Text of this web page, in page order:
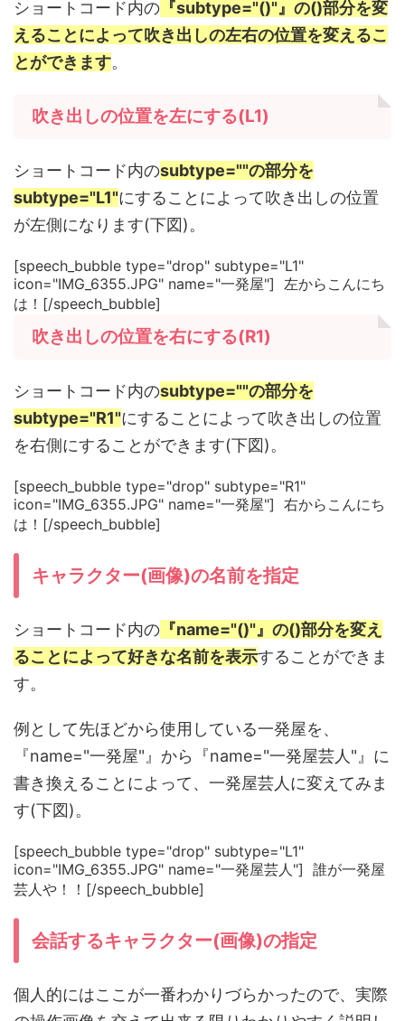
ショートコード内の 『subtype="()"』の()部分を変
えることによって吹き出しの左右の位置を変えるこ
とができます。
吹き出しの位置を左にする(L1)
ショートコード内のsubtype=""の部分を
subtype="L1"にすることによって吹き出しの位置
が左側になります(下図)。
[speech_bubble type="drop" subtype="L1"
icon="IMG_6355.JPG" name="一発屋"] 左からこんにち
は！[/speech_bubble]
吹き出しの位置を右にする(R1)
ショートコード内のsubtype=""の部分を
subtype="R1"にすることによって吹き出しの位置
を右側にすることができます(下図)。
[speech_bubble type="drop" subtype="R1"
icon="IMG_6355.JPG" name="一発屋"] 右からこんにち
は！[/speech_bubble]
キャラクター(画像)の名前を指定
ショートコード内の 『name="()"』の()部分を変え
ることによって好きな名前を表示することができま
す。
例として先ほどから使用している一発屋を、
『name="一発屋"』から『name="一発屋芸人"』に
書き換えることによって、一発屋芸人に変えてみま
す(下図)。
[speech_bubble type="drop" subtype="L1"
icon="IMG_6355.JPG" name="一発屋芸人"] 誰が一発屋
芸人や！！[/speech_bubble]
会話するキャラクター(画像)の指定
個人的にはここが一番わかりづらかったので、実際